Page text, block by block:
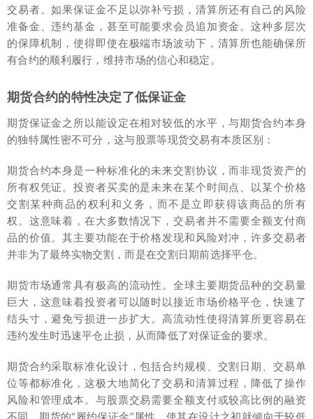
交易者。如果保证金不足以弥补亏损，清算所还有自己的风险
准备金、违约基金，甚至可能要求会员追加资金。这种多层次
的保障机制，使得即使在极端市场波动下，清算所也能确保所
有合约的顺利履行，维持市场的信心和稳定。
期货合约的特性决定了低保证金
期货保证金之所以能设定在相对较低的水平，与期货合约本身
的独特属性密不可分，这与股票等现货交易有本质区别：
期货合约本身是一种标准化的未来交割协议，而非现货资产的
所有权凭证。投资者买卖的是未来在某个时间点、以某个价格
交割某种商品的权利和义务，而不是立即获得该商品的所有
权。这意味着，在大多数情况下，交易者并不需要全额支付商
品的价值。其主要功能在于价格发现和风险对冲，许多交易者
并非为了最终实物交割，而是在交割日期前选择平仓。
期货市场通常具有极高的流动性。全球主要期货品种的交易量
巨大，这意味着投资者可以随时以接近市场价格平仓，快速了
结头寸，避免亏损进一步扩大。高流动性使得清算所更容易在
违约发生时迅速平仓止损，从而降低了对保证金的要求。
期货合约采取标准化设计，包括合约规模、交割日期、交易单
位等都标准化，这极大地简化了交易和清算过程，降低了操作
风险和管理成本。与股票交易需要全额支付或较高比例的融资